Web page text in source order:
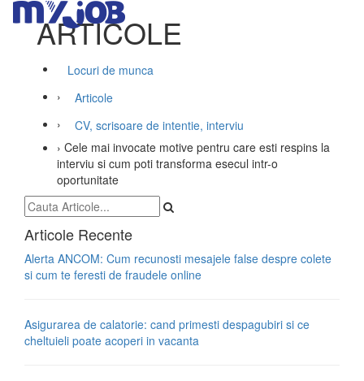
ARTICOLE
Locuri de munca
›
Articole
›
CV, scrisoare de intentie, interviu
› Cele mai invocate motive pentru care esti respins la
interviu si cum poti transforma esecul intr-o
oportunitate
Articole Recente
Alerta ANCOM: Cum recunosti mesajele false despre colete
si cum te feresti de fraudele online
Asigurarea de calatorie: cand primesti despagubiri si ce
cheltuieli poate acoperi in vacanta